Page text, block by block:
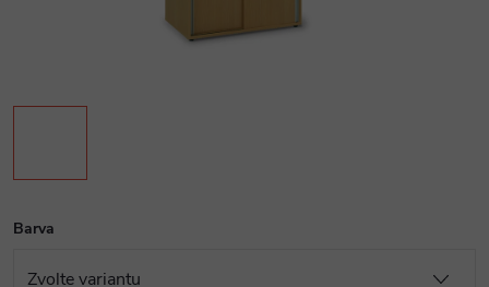
Barva